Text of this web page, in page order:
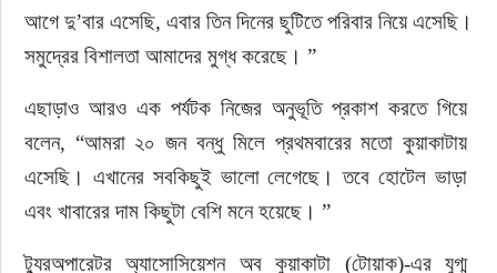
আগে দু’বার এসেছি, এবার তিন দিনের ছুটিতে পরিবার নিয়ে এসেছি।
সমুদ্রের বিশালতা আমাদের মুগ্ধ করেছে। ”
এছাড়াও আরও এক পর্যটক নিজের অনুভূতি প্রকাশ করতে গিয়ে
বলেন, “আমরা ২০ জন বন্ধু মিলে প্রথমবারের মতো কুয়াকাটায়
এসেছি। এখানের সবকিছুই ভালো লেগেছে। তবে হোটেল ভাড়া
এবং খাবারের দাম কিছুটা বেশি মনে হয়েছে। ”
ট্যুরঅপারেটর অ্যাসোসিয়েশন অব কুয়াকাটা (টোয়াক)-এর যুগ্ম